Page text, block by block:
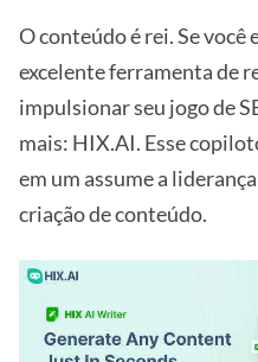
O conteúdo é rei. Se
excelente ferramenta de
impulsionar seu jogo de
mais: HIX.AI. Esse
em um assume a
criação de conteúdo.